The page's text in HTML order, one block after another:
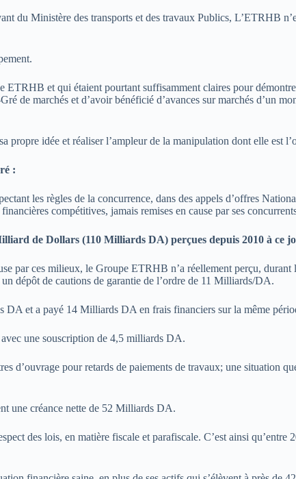
du Ministère des transports et des travaux Publics, L’ETRHB
ETRHB et qui étaient pourtant suffisamment claires pour
de marchés et d’avoir bénéficié d’avances sur marchés d’un
idée et réaliser l’ampleur de la manipulation dont elle est
:
les règles de la concurrence, dans des appels d’offres
compétitives, jamais remises en cause par ses
de Dollars (110 Milliards DA) perçues depuis 2010 à ce
par ces milieux, le Groupe ETRHB n’a réellement perçu,
dépôt de cautions de garantie de l’ordre de 11 Milliards/DA.
et a payé 14 Milliards DA en frais financiers sur la même
une souscription de 4,5 milliards DA.
pour retards de paiements de travaux; une situation
une créance nette de 52 Milliards DA.
des lois, en matière fiscale et parafiscale. C’est ainsi qu’entre